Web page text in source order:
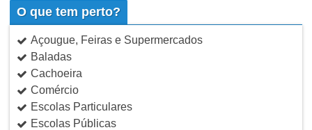
O que tem perto?
Açougue, Feiras e Supermercados
Baladas
Cachoeira
Comércio
Escolas Particulares
Escolas Públicas